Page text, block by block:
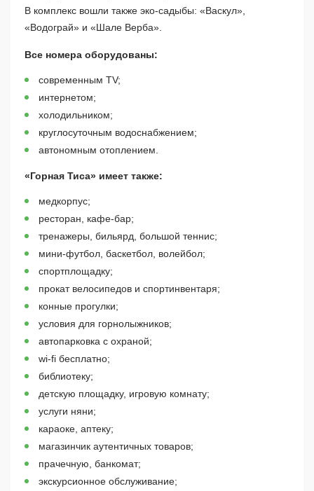
В комплекс вошли также эко-садыбы: «Васкул»,
«Водограй» и «Шале Верба».
Все номера оборудованы:
современным TV;
интернетом;
холодильником;
круглосуточным водоснабжением;
автономным отоплением.
«Горная Тиса» имеет также:
медкорпус;
ресторан, кафе-бар;
тренажеры, бильярд, большой теннис;
мини-футбол, баскетбол, волейбол;
спортплощадку;
прокат велосипедов и спортинвентаря;
конные прогулки;
условия для горнолыжников;
автопарковка с охраной;
wi-fi бесплатно;
библиотеку;
детскую площадку, игровую комнату;
услуги няни;
караоке, аптеку;
магазинчик аутентичных товаров;
прачечную, банкомат;
экскурсионное обслуживание;